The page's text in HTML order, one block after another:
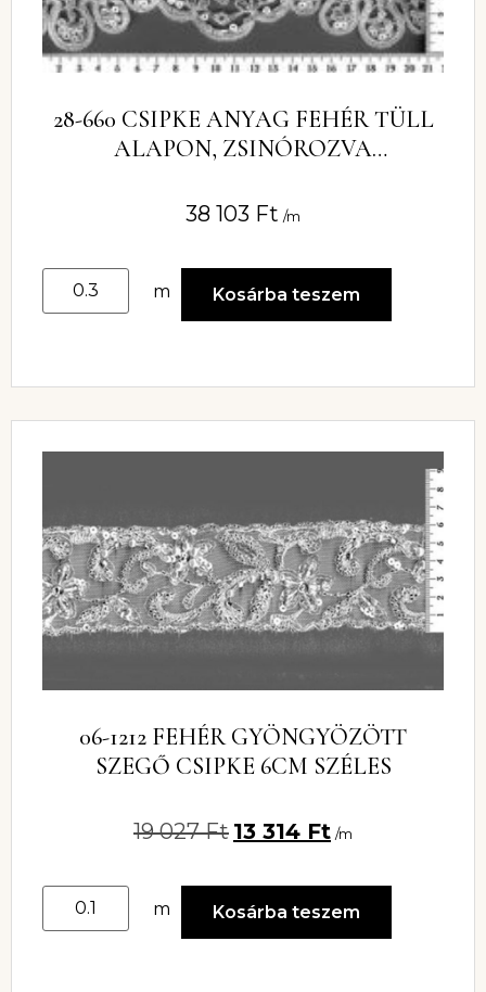
28-660 CSIPKE ANYAG FEHÉR TÜLL
ALAPON, ZSINÓROZVA
38 103 Ft /m
m Kosárba teszem
06-1212 FEHÉR GYÖNGYÖZÖTT
SZEGŐ CSIPKE 6CM SZÉLES
19 027Ft 13 314 Ft /m
m Kosárba teszem